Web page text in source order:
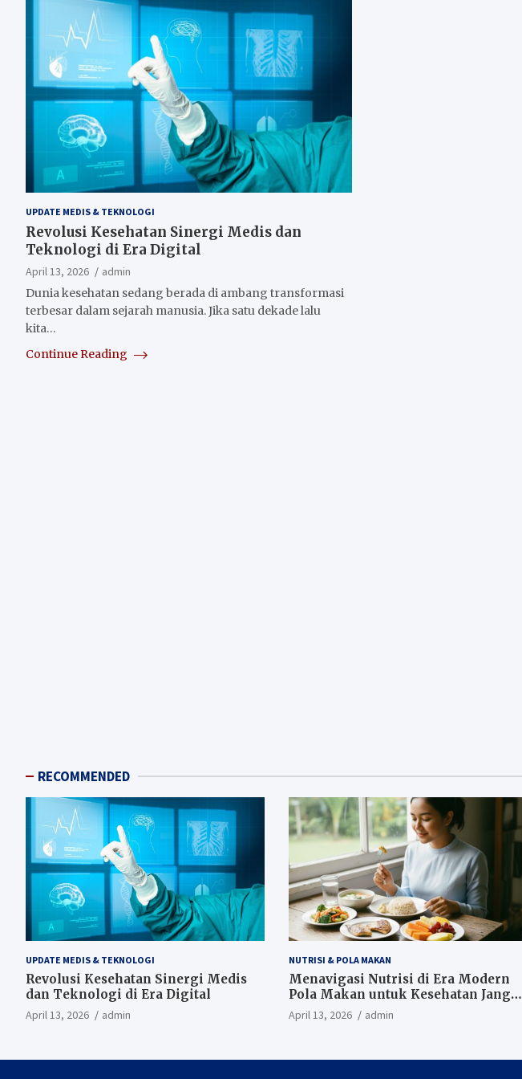
UPDATE MEDIS & TEKNOLOGI
Revolusi Kesehatan Sinergi Medis dan
Teknologi di Era Digital
April 13, 2026
admin
Dunia kesehatan sedang berada di ambang transformasi
terbesar dalam sejarah manusia. Jika satu dekade lalu
kita…
Continue Reading
RECOMMENDED
UPDATE MEDIS & TEKNOLOGI
Revolusi Kesehatan Sinergi Medis
dan Teknologi di Era Digital
April 13, 2026 admin
NUTRISI & POLA MAKAN
Menavigasi Nutrisi di Era Modern
Pola Makan untuk Kesehatan Jangka
Panjang
April 13, 2026 admin